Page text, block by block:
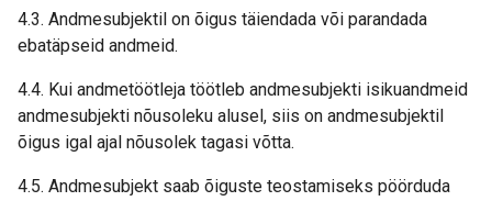
4.3. Andmesubjektil on õigus täiendada või parandada
ebatäpseid andmeid.
4.4. Kui andmetöötleja töötleb andmesubjekti isikuandmeid
andmesubjekti nõusoleku alusel, siis on andmesubjektil
õigus igal ajal nõusolek tagasi võtta.
4.5. Andmesubjekt saab õiguste teostamiseks pöörduda